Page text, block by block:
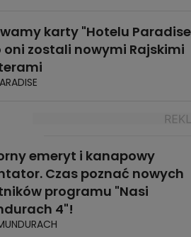
karty "Hotelu Paradise
oni zostali nowymi Rajskimi
emeryt i kanapowy
Czas poznać nowych
programu "Nasi
4"!